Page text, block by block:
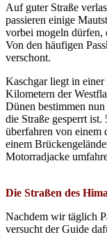
Auf guter Straße
passieren einige
vorbei mogeln dürfen,
Von den häufigen
verschont.
Kaschgar liegt in einer
Kilometern der
Dünen bestimmen
die Straße gesperrt
überfahren von einem
einem
Motorradjacke
Die Straßen des
Nachdem wir täglich
versucht der Guide